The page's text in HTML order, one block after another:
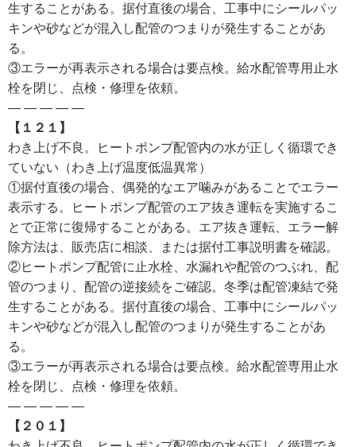
生することがある。据付直後の場合、工事中にシールパッ
キンや砂などが混入し配管のつまりが発生することがあ
る。
③エラーが再表示される場合は要点検。給水配管専用止水
栓を閉じ、点検・修理を依頼。
— — — — —
【１２１】
わき上げ不良。ヒートポンプ配管内の水が正しく循環でき
ていない（わき上げ温度低温異常）
①据付直後の場合、偶発的なエア噛みがあることでエラー
表示する。ヒートポンプ配管のエア抜き運転を実施するこ
とで正常に復帰することがある。エア抜き運転、エラー解
除方法は、販売店に相談、または据付工事説明書を確認。
②ヒートポンプ配管に止水栓、水漏れや配管のつぶれ、配
管のつまり、配管の逆接続をご確認。冬季は配管凍結で発
生することがある。据付直後の場合、工事中にシールパッ
キンや砂などが混入し配管のつまりが発生することがあ
る。
③エラーが再表示される場合は要点検。給水配管専用止水
栓を閉じ、点検・修理を依頼。
— — — — —
【２０１】